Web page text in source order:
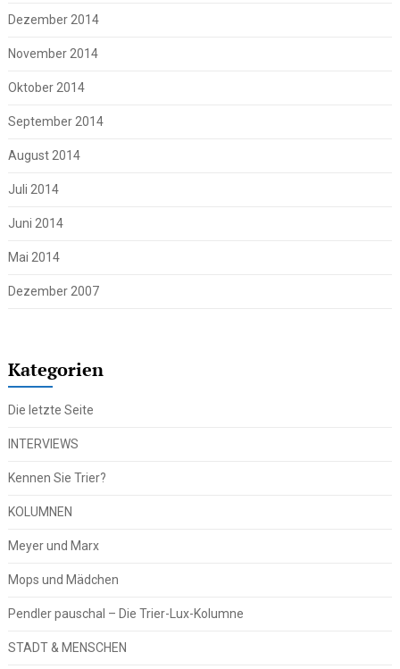
Dezember 2014
November 2014
Oktober 2014
September 2014
August 2014
Juli 2014
Juni 2014
Mai 2014
Dezember 2007
Kategorien
Die letzte Seite
INTERVIEWS
Kennen Sie Trier?
KOLUMNEN
Meyer und Marx
Mops und Mädchen
Pendler pauschal – Die Trier-Lux-Kolumne
STADT & MENSCHEN